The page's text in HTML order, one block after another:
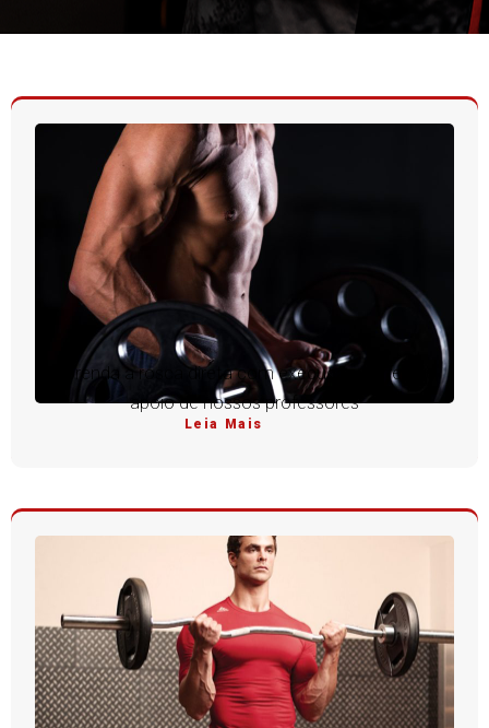
Aprenda a rosca direta com execução perfeita e
apoio de nossos professores
Leia Mais